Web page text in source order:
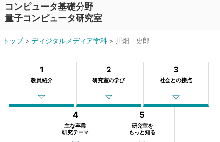
コンピュータ基礎分野
量子コンピュータ研究室
トップ> ディジタルメディア学科 > 川畑 史郎
1
教員紹介
2
研究室の学び
3
社会との接点
4
主な卒業
研究テーマ
5
研究室を
もっと知る